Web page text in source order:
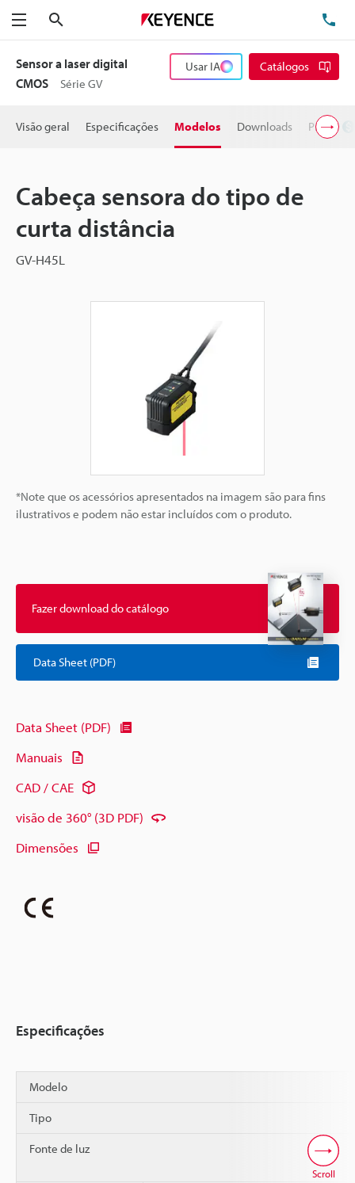
Menu
Sensor a laser digital
CMOS
Série GV
Usar IA Catálogos
Visão geral Especificações Modelos Downloads Preço
Cabeça sensora do tipo de
curta distância
GV-H45L
*Note que os acessórios apresentados na imagem são para fins
ilustrativos e podem não estar incluídos com o produto.
Fazer download do catálogo
Data Sheet (PDF)
Data Sheet (PDF)
Manuais
CAD / CAE
visão de 360° (3D PDF)
Dimensões
Especificações
Modelo
Tipo
Fonte de luz
Scroll